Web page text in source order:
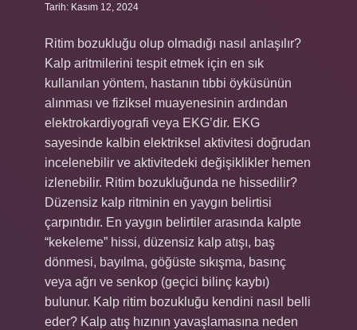
Tarih: Kasım 12, 2024
Ritim bozukluğu olup olmadığı nasıl anlaşılır?
Kalp aritmilerini tespit etmek için en sık
kullanılan yöntem, hastanın tıbbi öyküsünün
alınması ve fiziksel muayenesinin ardından
elektrokardiyografi veya EKG’dir. EKG
sayesinde kalbin elektriksel aktivitesi doğrudan
incelenebilir ve aktivitedeki değişiklikler hemen
izlenebilir. Ritim bozukluğunda ne hissedilir?
Düzensiz kalp ritminin en yaygın belirtisi
çarpıntıdır. En yaygın belirtiler arasında kalpte
“kekeleme” hissi, düzensiz kalp atışı, baş
dönmesi, bayılma, göğüste sıkışma, basınç
veya ağrı ve senkop (geçici bilinç kaybı)
bulunur. Kalp ritim bozukluğu kendini nasıl belli
eder? Kalp atış hızının yavaşlamasına neden